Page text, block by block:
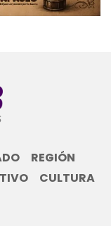
REGIÓN
CULTURA